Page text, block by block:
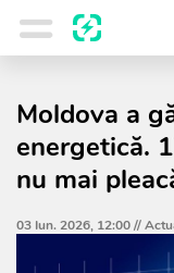
Moldova a
energetică.
nu mai
03 Iun. 2026, 12:00 //